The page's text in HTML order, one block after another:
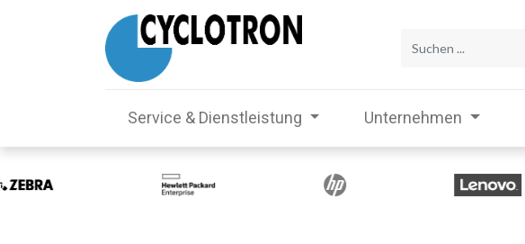
Service & Dienstleistung Unternehmen